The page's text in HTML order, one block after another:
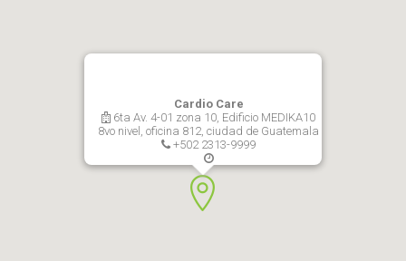
Cardio Care
6ta Av. 4-01 zona 10, Edificio MEDIKA10
8vo nivel, oficina 812, ciudad de Guatemala
+502 2313-9999